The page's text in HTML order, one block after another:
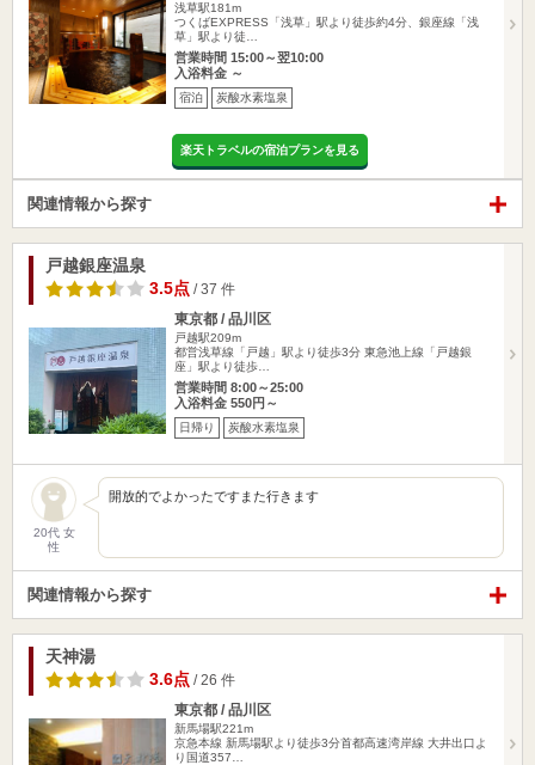
浅草駅181m
つくばEXPRESS「浅草」駅より徒歩約4分、銀座線「浅
草」駅より徒…
営業時間 15:00～翌10:00
入浴料金 ～
宿泊 炭酸水素塩泉
楽天トラベルの宿泊プランを見る
関連情報から探す
戸越銀座温泉
3.5点 / 37 件
東京都 / 品川区
戸越駅209m
都営浅草線「戸越」駅より徒歩3分 東急池上線「戸越銀
座」駅より徒歩…
営業時間 8:00～25:00
入浴料金 550円～
日帰り 炭酸水素塩泉
20代 女
性
開放的でよかったですまた行きます
関連情報から探す
天神湯
3.6点 / 26 件
東京都 / 品川区
新馬場駅221m
京急本線 新馬場駅より徒歩3分首都高速湾岸線 大井出口よ
り国道357…